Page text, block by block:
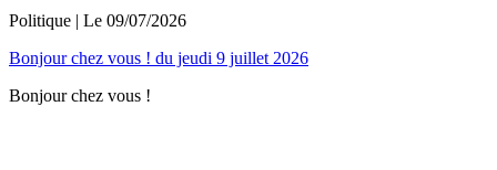
Politique | Le 09/07/2026
Bonjour chez vous ! du jeudi 9 juillet 2026
Bonjour chez vous !